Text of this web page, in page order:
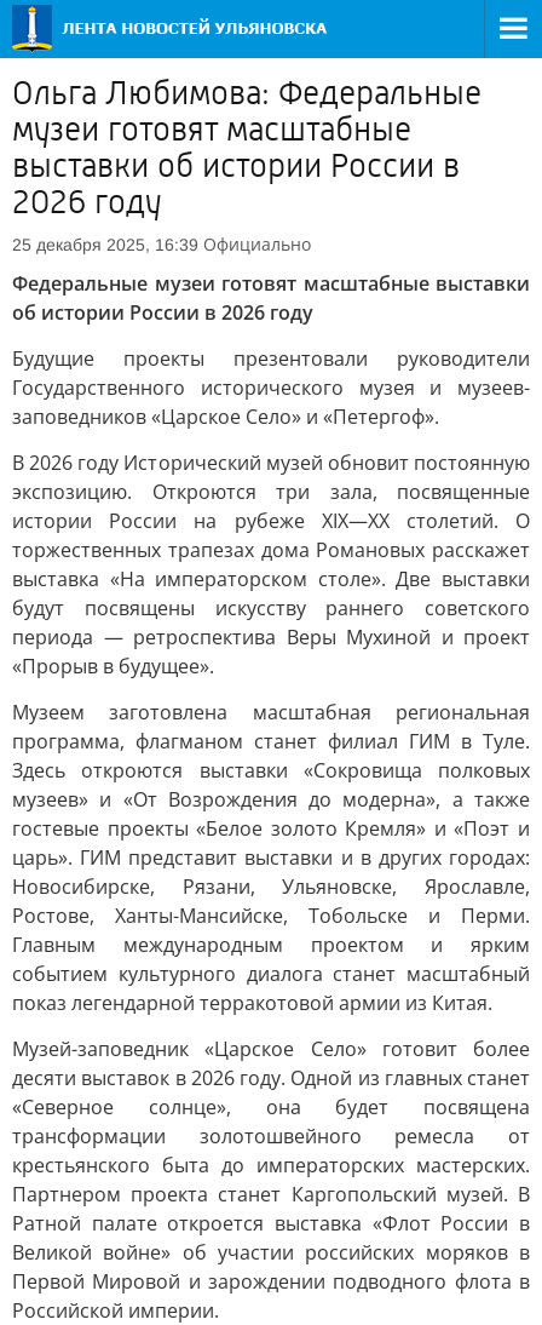
Ольга Любимова: Федеральные
музеи готовят масштабные
выставки об истории России в
2026 году
25 декабря 2025, 16:39 Официально
Федеральные музеи готовят масштабные выставки
об истории России в 2026 году
Будущие проекты презентовали руководители
Государственного исторического музея и музеев-
заповедников «Царское Село» и «Петергоф».
В 2026 году Исторический музей обновит постоянную
экспозицию. Откроются три зала, посвященные
истории России на рубеже XIX—XX столетий. О
торжественных трапезах дома Романовых расскажет
выставка «На императорском столе». Две выставки
будут посвящены искусству раннего советского
периода — ретроспектива Веры Мухиной и проект
«Прорыв в будущее».
Музеем заготовлена масштабная региональная
программа, флагманом станет филиал ГИМ в Туле.
Здесь откроются выставки «Сокровища полковых
музеев» и «От Возрождения до модерна», а также
гостевые проекты «Белое золото Кремля» и «Поэт и
царь». ГИМ представит выставки и в других городах:
Новосибирске, Рязани, Ульяновске, Ярославле,
Ростове, Ханты-Мансийске, Тобольске и Перми.
Главным международным проектом и ярким
событием культурного диалога станет масштабный
показ легендарной терракотовой армии из Китая.
Музей-заповедник «Царское Село» готовит более
десяти выставок в 2026 году. Одной из главных станет
«Северное солнце», она будет посвящена
трансформации золотошвейного ремесла от
крестьянского быта до императорских мастерских.
Партнером проекта станет Каргопольский музей. В
Ратной палате откроется выставка «Флот России в
Великой войне» об участии российских моряков в
Первой Мировой и зарождении подводного флота в
Российской империи.